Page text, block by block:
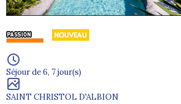
Séjour de 6, 7 jour(s)
SAINT CHRISTOL D'ALBION